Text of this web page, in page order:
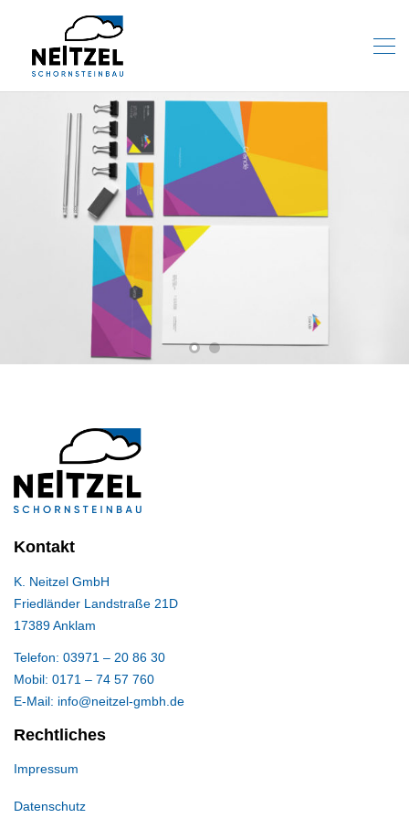
Kontakt
K. Neitzel GmbH
Friedländer Landstraße 21D
17389 Anklam
Telefon: 03971 – 20 86 30
Mobil: 0171 – 74 57 760
E-Mail: info@neitzel-gmbh.de
Rechtliches
Impressum
Datenschutz